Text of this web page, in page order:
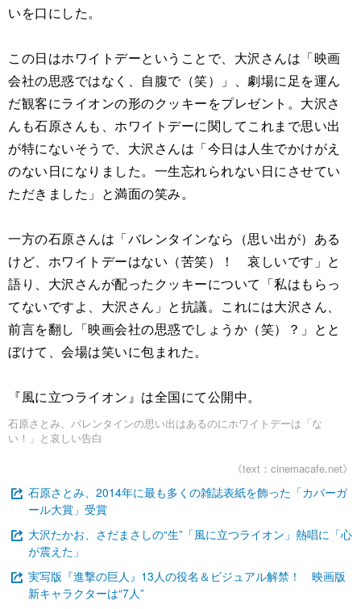
いを口にした。
この日はホワイトデーということで、大沢さんは「映画
会社の思惑ではなく、自腹で（笑）」、劇場に足を運ん
だ観客にライオンの形のクッキーをプレゼント。大沢さ
んも石原さんも、ホワイトデーに関してこれまで思い出
が特にないそうで、大沢さんは「今日は人生でかけがえ
のない日になりました。一生忘れられない日にさせてい
ただきました」と満面の笑み。
一方の石原さんは「バレンタインなら（思い出が）ある
けど、ホワイトデーはない（苦笑）！ 哀しいです」と
語り、大沢さんが配ったクッキーについて「私はもらっ
てないですよ、大沢さん」と抗議。これには大沢さん、
前言を翻し「映画会社の思惑でしょうか（笑）？」とと
ぼけて、会場は笑いに包まれた。
『風に立つライオン』は全国にて公開中。
石原さとみ、バレンタインの思い出はあるのにホワイトデーは「な
い！」と哀しい告白
《text：cinemacafe.net》
石原さとみ、2014年に最も多くの雑誌表紙を飾った「カバーガ
ール大賞」受賞
大沢たかお、さだまさしの“生”「風に立つライオン」熱唱に「心
が震えた」
実写版『進撃の巨人』13人の役名＆ビジュアル解禁！ 映画版
新キャラクターは“7人”